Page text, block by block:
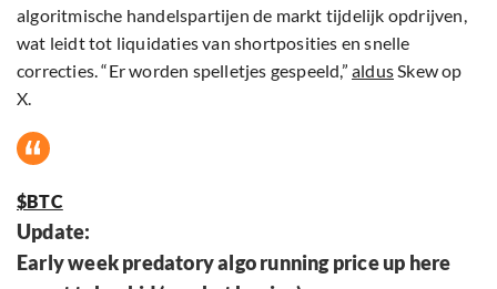
algoritmische handelspartijen de markt tijdelijk opdrijven,
wat leidt tot liquidaties van shortposities en snelle
correcties. “Er worden spelletjes gespeeld,” aldusSkew op
X.
$BTC
Update:
Early week predatory algo running price up here